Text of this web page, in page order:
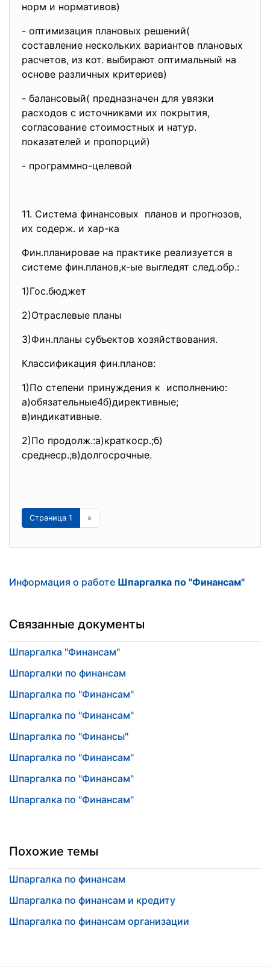
норм и нормативов)
- оптимизация плановых решений(
составление нескольких вариантов плановых
расчетов, из кот. выбирают оптимальный на
основе различных критериев)
- балансовый( предназначен для увязки
расходов с источниками их покрытия,
согласование стоимостных и натур.
показателей и пропорций)
- программно-целевой
11. Система финансовых планов и прогнозов,
их содерж. и хар-ка
Фин.планировае на практике реализуется в
системе фин.планов,к-ые выгледят след.обр.:
1)Гос.бюджет
2)Отраслевые планы
3)Фин.планы субъектов хозяйствования.
Классификация фин.планов:
1)По степени принуждения к исполнению:
а)обязательные4б)директивные;
в)индикативные.
2)По продолж.:а)краткоср.;б)
среднеср.;в)долгосрочные.
Страница 1 »
Информация о работе Шпаргалка по "Финансам"
Связанные документы
Шпаргалка "Финансам"
Шпаргалки по финансам
Шпаргалка по "Финансам"
Шпаргалка по "Финансам"
Шпаргалка по "Финансы"
Шпаргалка по "Финансам"
Шпаргалка по "Финансам"
Шпаргалка по "Финансам"
Похожие темы
Шпаргалка по финансам
Шпаргалка по финансам и кредиту
Шпаргалка по финансам организации